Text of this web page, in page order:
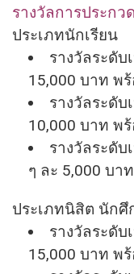
รางวัลการประกวด
ประเภทนักเรียน
รางวัลระดั
15,000 บาท พ
รางวัลระดับ
10,000 บาท พ
รางวัลระดั
ๆ ละ 5,000 บา
ประเภทนิสิต นักศึ
รางวัลระดั
15,000 บาท พ